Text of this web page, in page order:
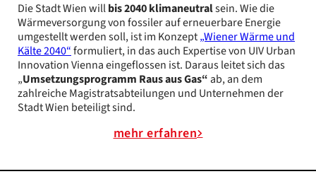
Die Stadt Wien willbis 2040 klimaneutralsein. Wie die
Wärmeversorgung von fossiler auf erneuerbare Energie
umgestellt werden soll, ist im Konzept„Wiener Wärme und
Kälte 2040“formuliert, in das auch Expertise von UIV Urban
Innovation Vienna eingeflossen ist. Daraus leitet sich das
„Umsetzungsprogramm Raus aus Gas“ ab, an dem
zahlreiche Magistratsabteilungen und Unternehmen der
Stadt Wien beteiligt sind.
mehr erfahren